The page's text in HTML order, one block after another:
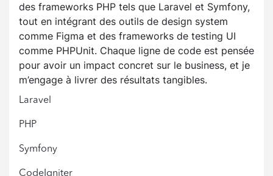
des frameworks PHP tels que Laravel et Symfony,
tout en intégrant des outils de design system
comme Figma et des frameworks de testing UI
comme PHPUnit. Chaque ligne de code est pensée
pour avoir un impact concret sur le business, et je
m’engage à livrer des résultats tangibles.
Laravel
PHP
Symfony
CodeIgniter